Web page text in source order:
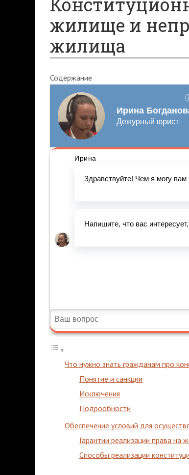
жилище и
жилища
Содержание
Что нужно знать гражданам про
Понятие и санкции
Исключения
Подрообности
Обеспечение условий для
Гарантии реализации права на
Способы реализации